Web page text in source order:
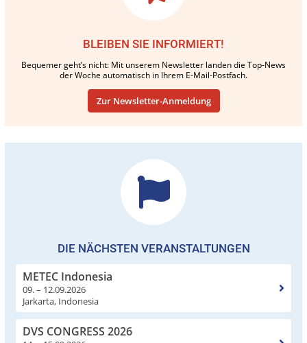
BLEIBEN SIE INFORMIERT!
Bequemer geht’s nicht: Mit unserem Newsletter landen die Top-News
der Woche automatisch in Ihrem E-Mail-Postfach.
Zur Newsletter-Anmeldung
DIE NÄCHSTEN VERANSTALTUNGEN
METEC Indonesia
09. – 12.09.2026
Jarkarta, Indonesia
DVS CONGRESS 2026